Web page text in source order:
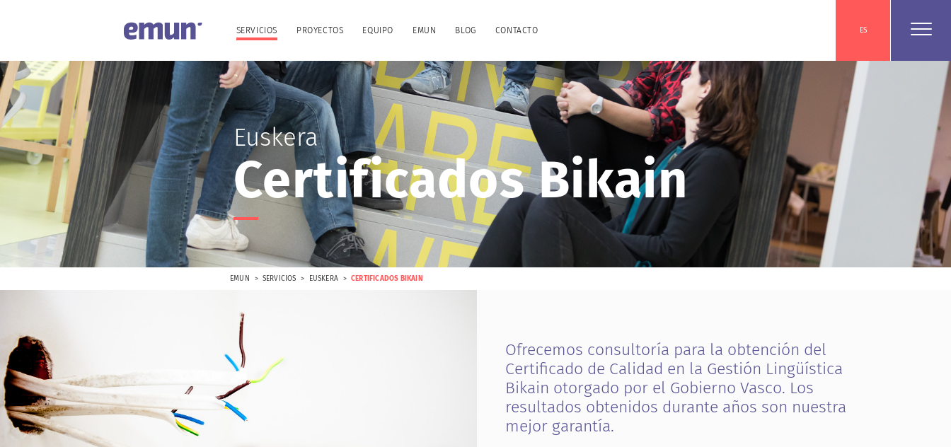
SERVICIOS PROYECTOS EQUIPO EMUN BLOG CONTACTO ES
Euskera
Certificados Bikain
EMUN SERVICIOS EUSKERA CERTIFICADOS BIKAIN
Ofrecemos consultoría para la obtención del
Certifcado de Calidad en la Gestión Lingüística
Bikain otorgado por el Gobierno Vasco. Los
resultados obtenidos durante años son nuestra
mejor garantía.